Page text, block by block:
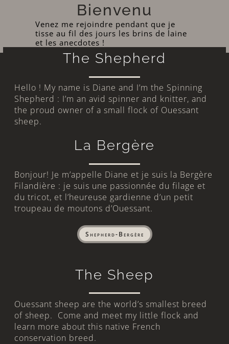
Bienvenu
Venez me rejoindre pendant que je
tisse au fil des jours les brins de laine
et les anecdotes !
The Shepherd
Hello ! My name is Diane and I’m the Spinning
Shepherd : I’m an avid spinner and knitter, and
the proud owner of a small flock of Ouessant
sheep.
La Bergère
Bonjour! Je m’appelle Diane et je suis la Bergère
Filandière : je suis une passionnée du filage et
du tricot, et l’heureuse gardienne d’un petit
troupeau de moutons d’Ouessant.
Shepherd-Bergère
The Sheep
Ouessant sheep are the world’s smallest breed
of sheep. Come and meet my little flock and
learn more about this native French
conservation breed.